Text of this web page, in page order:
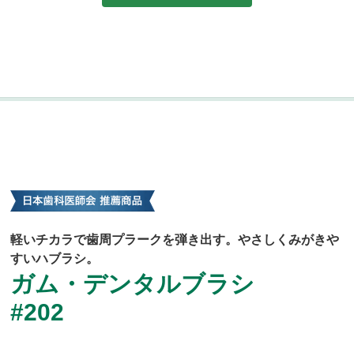
軽いチカラで歯周プラークを弾き出す。やさしくみがきや
すいハブラシ。
ガム・デンタルブラシ
#202